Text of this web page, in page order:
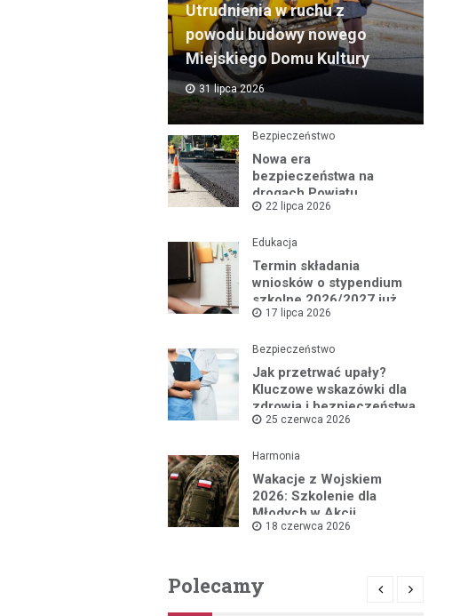
Utrudnienia w ruchu z
powodu budowy nowego
Miejskiego Domu Kultury
31 lipca 2026
Bezpieczeństwo
Nowa era
bezpieczeństwa na
drogach Powiatu
Mikołowskiego:
Rybnickiej rusza!
22 lipca 2026
Edukacja
Termin składania
wniosków o stypendium
szkolne 2026/2027 już
blisko!
17 lipca 2026
Bezpieczeństwo
Jak przetrwać upały?
Kluczowe wskazówki dla
zdrowia i bezpieczeństwa
25 czerwca 2026
Harmonia
Wakacje z Wojskiem
2026: Szkolenie dla
Młodych w Akcji
18 czerwca 2026
Polecamy